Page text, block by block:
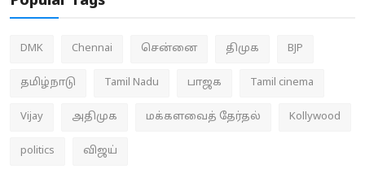
DMK Chennai சென்னை திமுக BJP
தமிழ்நாடு Tamil Nadu பாஜக Tamil cinema
Vijay அதிமுக மக்களவைத் தேர்தல் Kollywood
politics விஜய்